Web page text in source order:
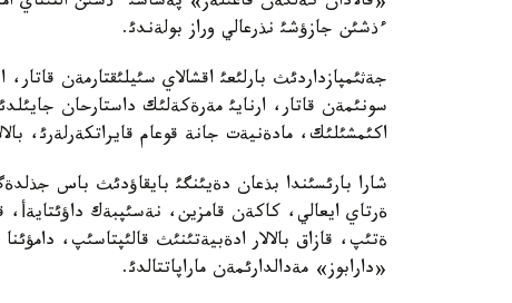
ءذشئن جازؤشئ نذرعالي وراز بولةندئ.
جةثئمپازداردئث بارلئعئ اقشالاي سئيلئقتارمةن قاتار،
سونئمةن قاتار، ارنايئ مةرةكةلئك داستارحان
اكئمشئلئك، مادةنيةت جانة قوعام قايراتكةرلةرئ،
شارا بارئسئندا بذعان دةيئنگئ بايقاؤدئث باس
ةرتاي ايعالي، كاكةن قامزين، نةسئپبةك داؤئتايةأ،
ةتئپ، قازاق بالالار ادةبيةتئنئث قالئپتاسئپ،
«دارابوز» مةدالدارئمةن ماراپاتتالدئ.